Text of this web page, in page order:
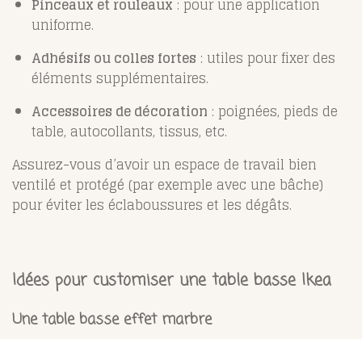
Pinceaux et rouleaux : pour une application
uniforme.
Adhésifs ou colles fortes : utiles pour fixer des
éléments supplémentaires.
Accessoires de décoration : poignées, pieds de
table, autocollants, tissus, etc.
Assurez-vous d’avoir un espace de travail bien
ventilé et protégé (par exemple avec une bâche)
pour éviter les éclaboussures et les dégâts.
Idées pour customiser une table basse Ikea
Une table basse effet marbre